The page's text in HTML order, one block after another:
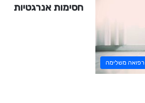
רפואה משלימה
חסימות אנרגטיות